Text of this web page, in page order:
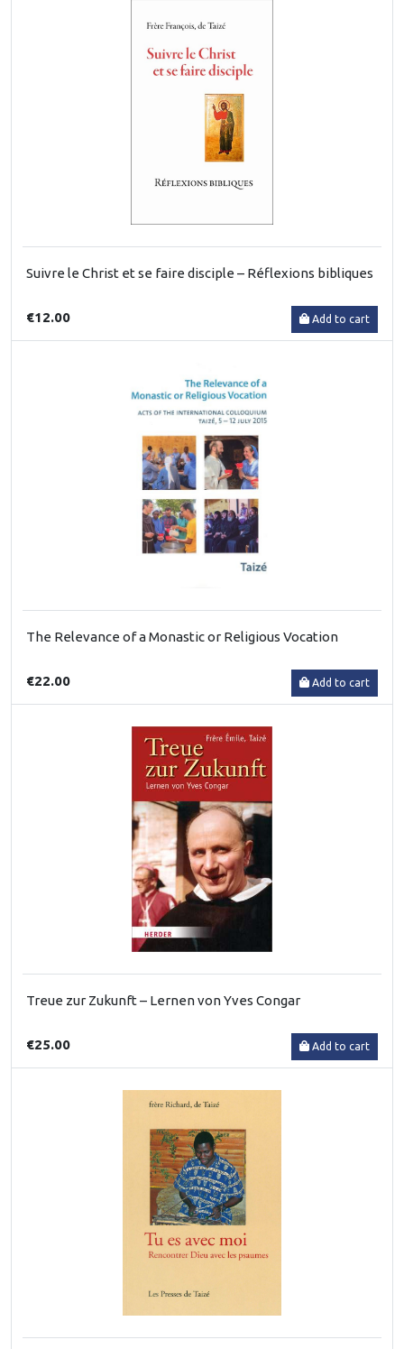
Suivre le Christ et se faire disciple – Réflexions bibliques
€12.00 Add to cart
The Relevance of a Monastic or Religious Vocation
€22.00 Add to cart
Treue zur Zukunft – Lernen von Yves Congar
€25.00 Add to cart